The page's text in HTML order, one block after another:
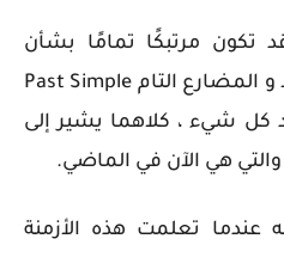
تكون مرتبكًا تمامًا بشأن
الفرق بين الماضي البسيط و المضارع التام Past Simple
كل شيء ، كلاهما يشير إلى
هي الآن في الماضي.
عندما تعلمت هذه الأزمنة